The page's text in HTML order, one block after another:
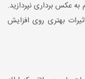
عکس برداری نپردازید.
بهتری روی افزایش